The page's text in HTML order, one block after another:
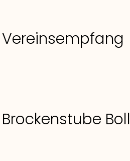
Vereinsempfang
Brockenstube Boll